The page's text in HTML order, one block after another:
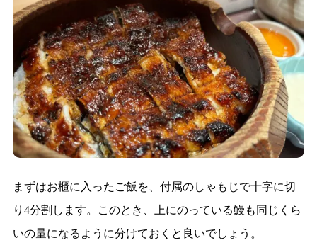
まずはお櫃に入ったご飯を、付属のしゃもじで十字に切
り4分割します。このとき、上にのっている鰻も同じくら
いの量になるように分けておくと良いでしょう。